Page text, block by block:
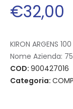
€32,00
KIRON ARGENS
Nome Azienda:
COD: 900427016
Categoria: